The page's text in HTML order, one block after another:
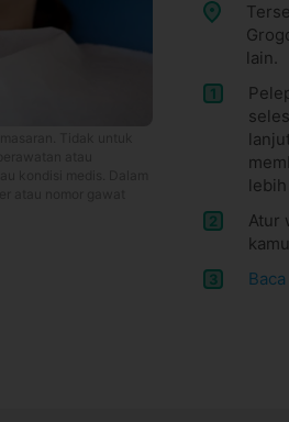
lain.
1
2
Atur
3